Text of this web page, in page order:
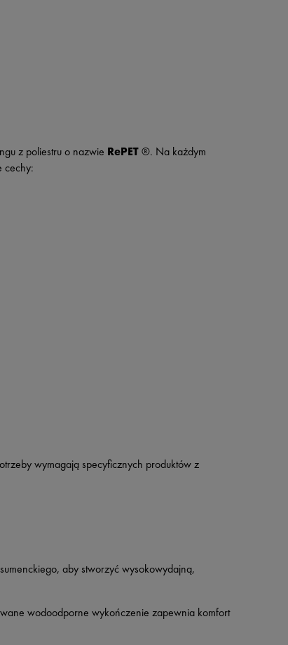
z poliestru o nazwie RePET®. Na każdym
cechy:
wymagają specyficznych produktów z
aby stworzyć wysokowydajną,
wodoodporne wykończenie zapewnia komfort